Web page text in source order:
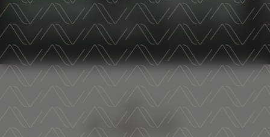
ALTEMASI
AUTHENTIC ELEGANCE
DISCOVER MORE